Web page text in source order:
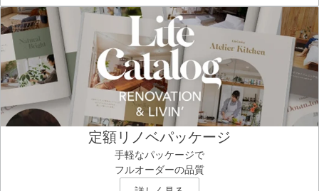
定額リノベパッケージ
手軽なパッケージで
フルオーダーの品質